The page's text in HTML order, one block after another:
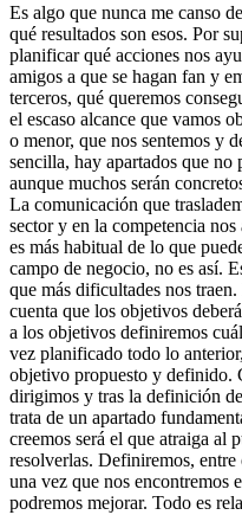
Es algo que nunca me canso
qué resultados son esos. Por
planificar qué acciones nos
amigos a que se hagan fan y
terceros, qué queremos
el escaso alcance que vamos
o menor, que nos sentemos y
sencilla, hay apartados que
aunque muchos serán
La comunicación que
sector y en la competencia
es más habitual de lo que
campo de negocio, no es así.
que más dificultades nos
cuenta que los objetivos
a los objetivos definiremos
vez planificado todo lo
objetivo propuesto y definido.
dirigimos y tras la definición
trata de un apartado
creemos será el que atraiga al
resolverlas. Definiremos, entre
una vez que nos encontremos
podremos mejorar. Todo es